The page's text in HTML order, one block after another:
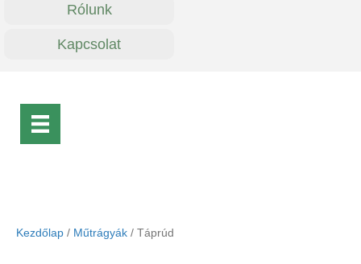
Rólunk
Kapcsolat
Kezdőlap / Műtrágyák / Táprúd